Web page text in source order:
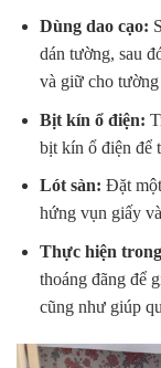
Dùng dao cạo:
dán tường, sau
và giữ cho tường
Bịt kín ổ điện:
bịt kín ổ điện để
Lót sàn: Đặt
hứng vụn giấy
Thực hiện
thoáng đãng để
cũng như giúp